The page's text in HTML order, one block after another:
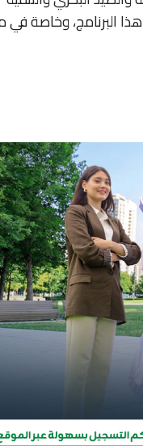
البرنامج، وخاصة في